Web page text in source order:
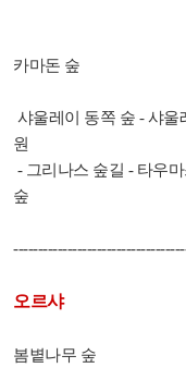
카마돈 숲
샤울레이 동쪽 숲 - 샤울
원
- 그리나스 숲길 - 타우
숲
오르샤
봄볕나무 숲